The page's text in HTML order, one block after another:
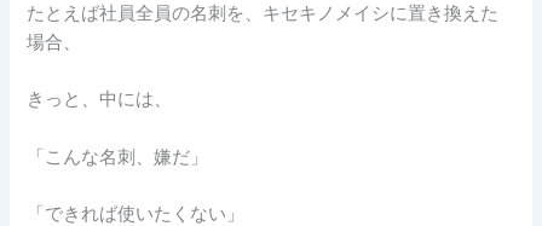
たとえば社員全員の名刺を、キセキノメイシに置き換えた
場合、
きっと、中には、
「こんな名刺、嫌だ」
「できれば使いたくない」